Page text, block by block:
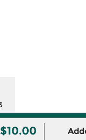
$10.00